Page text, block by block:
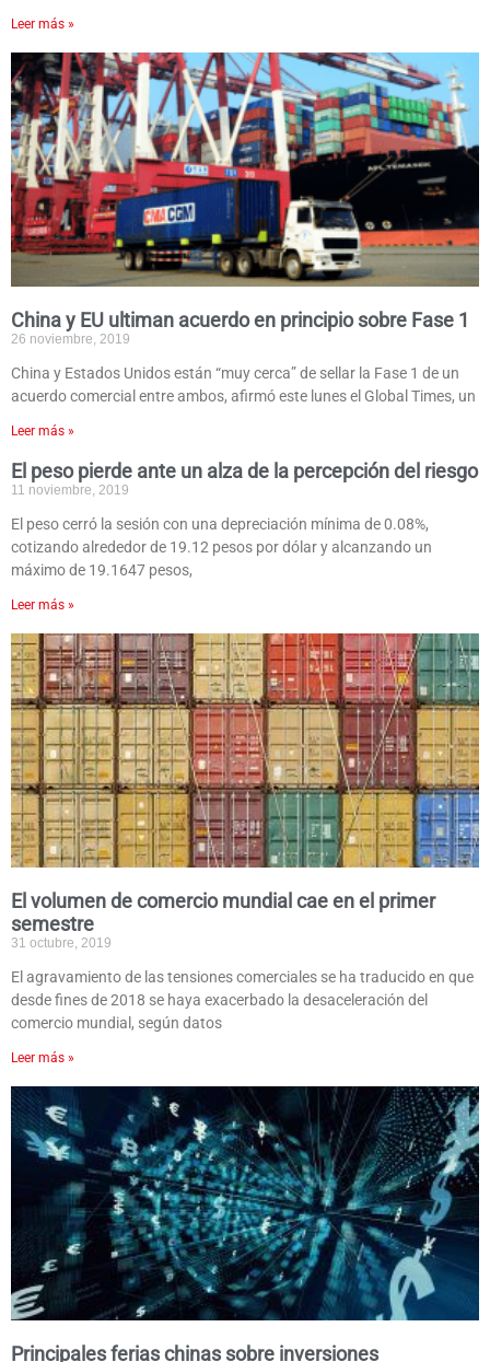
Leer más »
China y EU ultiman acuerdo en principio sobre Fase 1
26 noviembre, 2019
China y Estados Unidos están “muy cerca” de sellar la Fase 1 de un
acuerdo comercial entre ambos, afirmó este lunes el Global Times, un
Leer más »
El peso pierde ante un alza de la percepción del riesgo
11 noviembre, 2019
El peso cerró la sesión con una depreciación mínima de 0.08%,
cotizando alrededor de 19.12 pesos por dólar y alcanzando un
máximo de 19.1647 pesos,
Leer más »
El volumen de comercio mundial cae en el primer
semestre
31 octubre, 2019
El agravamiento de las tensiones comerciales se ha traducido en que
desde fines de 2018 se haya exacerbado la desaceleración del
comercio mundial, según datos
Leer más »
Principales ferias chinas sobre inversiones